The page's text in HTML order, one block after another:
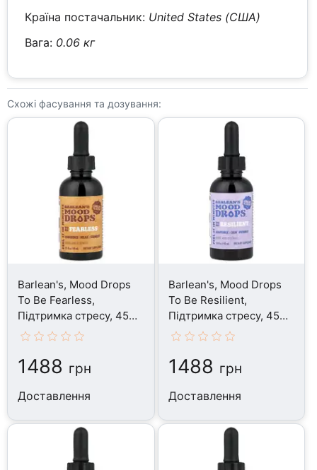
Країна постачальник: United States (США)
Вага: 0.06 кг
Схожі фасування та дозування:
Barlean's, Mood Drops
To Be Fearless,
Підтримка стресу, 45
мл
1488 грн
Доставлення
Barlean's, Mood Drops
To Be Resilient,
Підтримка стресу, 45
мл
1488 грн
Доставлення